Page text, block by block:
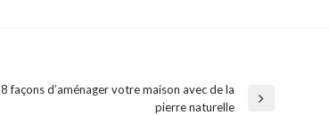
8 façons d’aménager votre maison avec de la
pierre naturelle